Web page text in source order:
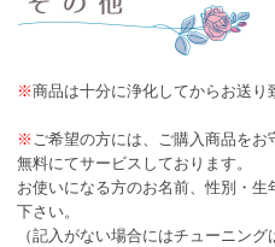
※商品は十分に浄化してからお送り
※ ご希望の方には、ご購入商品を
無料にてサービスしております。
お使いになる方のお名前、性別・
下さい。
（記入がない場合にはチューニン